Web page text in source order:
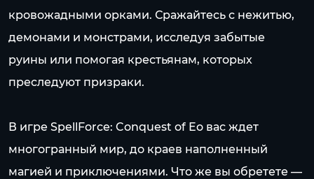
кровожадными орками. Сражайтесь с нежитью,
демонами и монстрами, исследуя забытые
руины или помогая крестьянам, которых
преследуют призраки.
В игре SpellForce: Conquest of Eo вас ждет
многогранный мир, до краев наполненный
магией и приключениями. Что же вы обретете —